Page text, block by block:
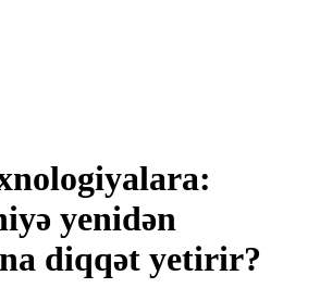
yenidən
diqqət yetirir?